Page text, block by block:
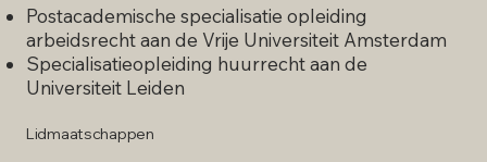
Postacademische specialisatie opleiding
arbeidsrecht aan de Vrije Universiteit Amsterdam
Specialisatieopleiding huurrecht aan de
Universiteit Leiden
Lidmaatschappen